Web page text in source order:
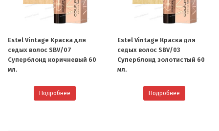
Estel Vintage Краска для
седых волос SBV/07
Cуперблонд коричневый 60
мл.
Подробнее
Estel Vintage Краска для
седых волос SBV/03
Cуперблонд золотистый 60
мл.
Подробнее